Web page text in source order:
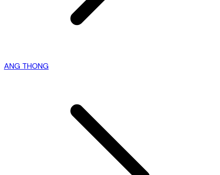
ANG THONG